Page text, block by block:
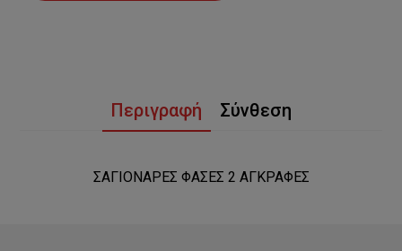
Περιγραφή Σύνθεση
ΣΑΓΙΟΝΑΡΕΣ ΦΑΣΕΣ 2 ΑΓΚΡΑΦΕΣ